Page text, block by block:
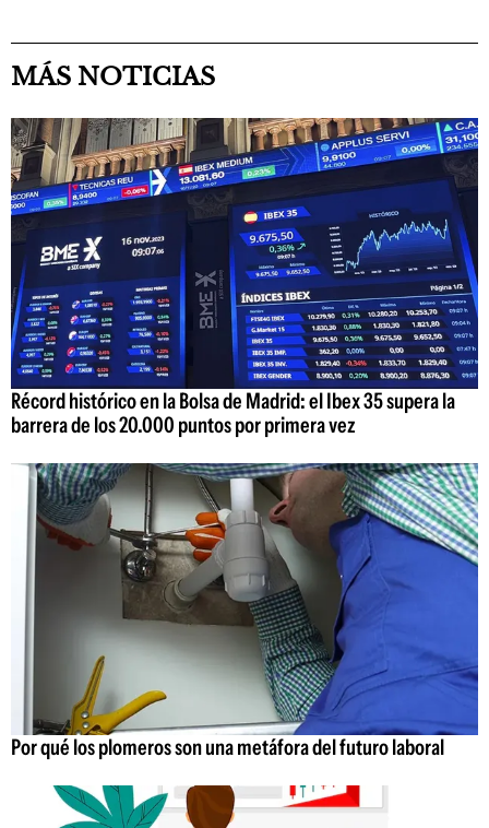
MÁS NOTICIAS
Récord histórico en la Bolsa de Madrid: el Ibex 35 supera la
barrera de los 20.000 puntos por primera vez
Por qué los plomeros son una metáfora del futuro laboral